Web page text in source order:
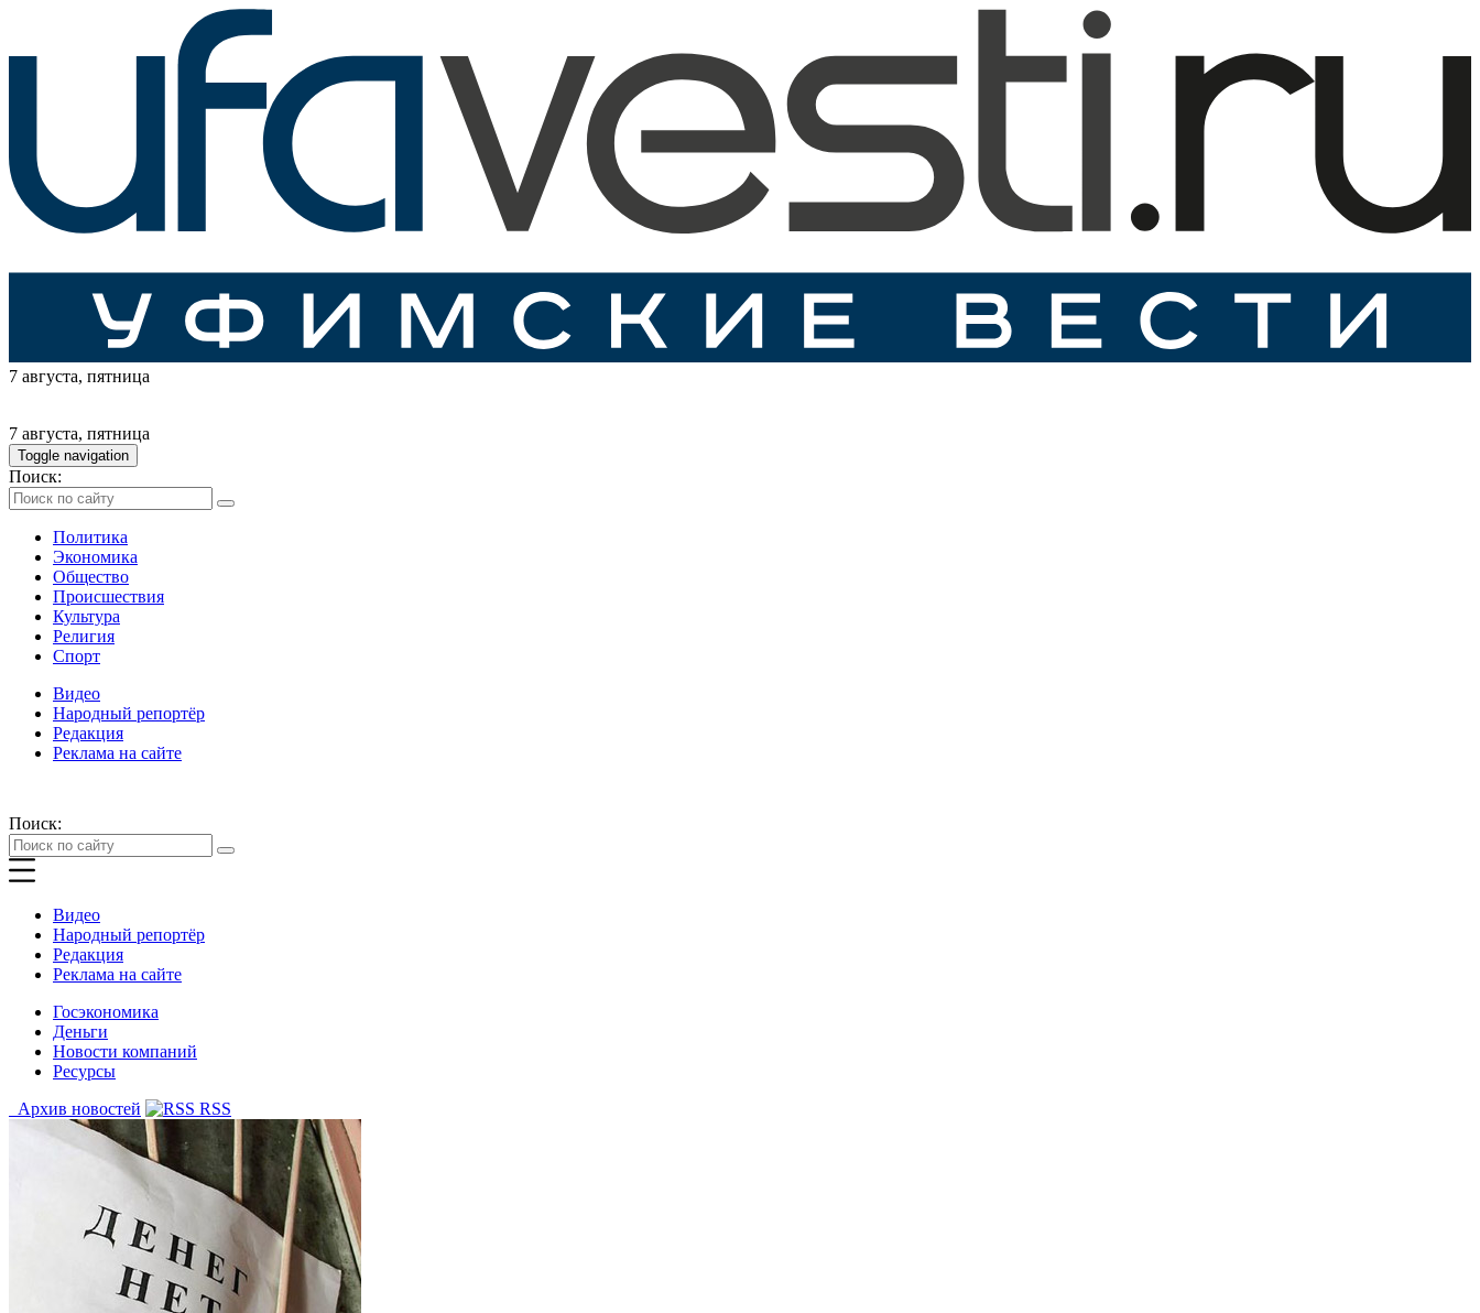
7 августа, пятница
7 августа, пятница
Toggle navigation
Поиск:
Политика
Экономика
Общество
Происшествия
Культура
Религия
Спорт
Видео
Народный репортёр
Редакция
Реклама на сайте
Поиск:
Видео
Народный репортёр
Редакция
Реклама на сайте
Госэкономика
Деньги
Новости компаний
Ресурсы
Архив новостей
RSS